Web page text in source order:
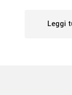
Leggi